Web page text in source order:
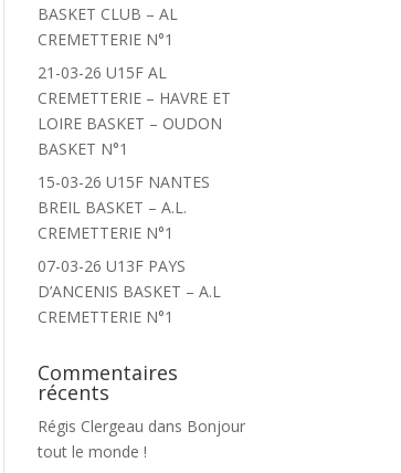
BASKET CLUB – AL
CREMETTERIE N°1
21-03-26 U15F AL
CREMETTERIE – HAVRE ET
LOIRE BASKET – OUDON
BASKET N°1
15-03-26 U15F NANTES
BREIL BASKET – A.L.
CREMETTERIE N°1
07-03-26 U13F PAYS
D’ANCENIS BASKET – A.L
CREMETTERIE N°1
Commentaires
récents
Régis Clergeau dans Bonjour
tout le monde !